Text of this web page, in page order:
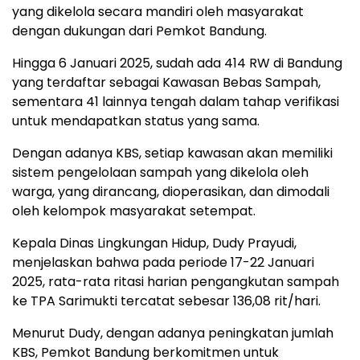
yang dikelola secara mandiri oleh masyarakat
dengan dukungan dari Pemkot Bandung.
Hingga 6 Januari 2025, sudah ada 414 RW di Bandung
yang terdaftar sebagai Kawasan Bebas Sampah,
sementara 41 lainnya tengah dalam tahap verifikasi
untuk mendapatkan status yang sama.
Dengan adanya KBS, setiap kawasan akan memiliki
sistem pengelolaan sampah yang dikelola oleh
warga, yang dirancang, dioperasikan, dan dimodali
oleh kelompok masyarakat setempat.
Kepala Dinas Lingkungan Hidup, Dudy Prayudi,
menjelaskan bahwa pada periode 17-22 Januari
2025, rata-rata ritasi harian pengangkutan sampah
ke TPA Sarimukti tercatat sebesar 136,08 rit/hari.
Menurut Dudy, dengan adanya peningkatan jumlah
KBS, Pemkot Bandung berkomitmen untuk